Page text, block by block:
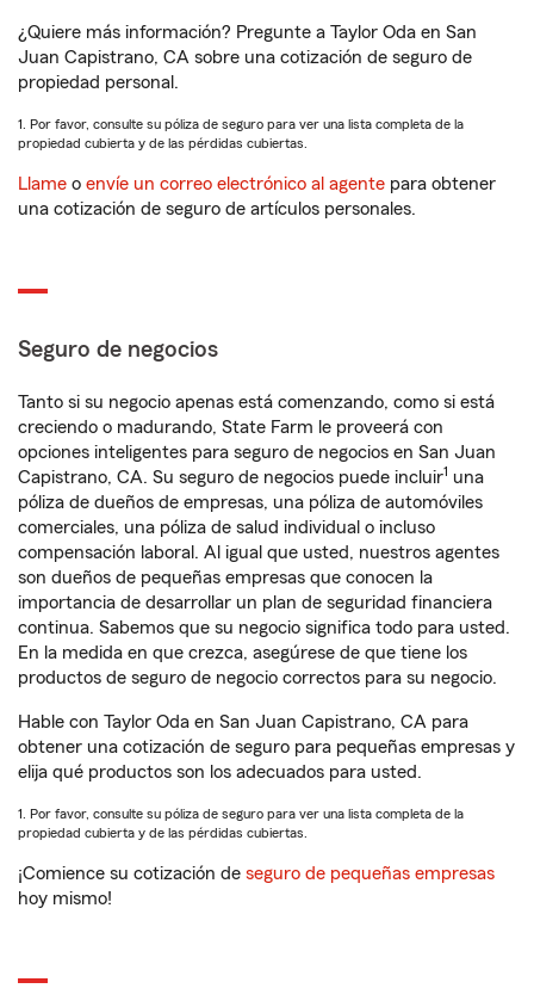
¿Quiere más información? Pregunte a Taylor Oda en San
Juan Capistrano, CA sobre una cotización de seguro de
propiedad personal.
1. Por favor, consulte su póliza de seguro para ver una lista completa de la
propiedad cubierta y de las pérdidas cubiertas.
Llame o envíe un correo electrónico al agente para obtener
una cotización de seguro de artículos personales.
Seguro de negocios
Tanto si su negocio apenas está comenzando, como si está
creciendo o madurando, State Farm le proveerá con
opciones inteligentes para seguro de negocios en San Juan
Capistrano, CA. Su seguro de negocios puede incluir1 una
póliza de dueños de empresas, una póliza de automóviles
comerciales, una póliza de salud individual o incluso
compensación laboral. Al igual que usted, nuestros agentes
son dueños de pequeñas empresas que conocen la
importancia de desarrollar un plan de seguridad financiera
continua. Sabemos que su negocio significa todo para usted.
En la medida en que crezca, asegúrese de que tiene los
productos de seguro de negocio correctos para su negocio.
Hable con Taylor Oda en San Juan Capistrano, CA para
obtener una cotización de seguro para pequeñas empresas y
elija qué productos son los adecuados para usted.
1. Por favor, consulte su póliza de seguro para ver una lista completa de la
propiedad cubierta y de las pérdidas cubiertas.
¡Comience su cotización de seguro de pequeñas empresas
hoy mismo!